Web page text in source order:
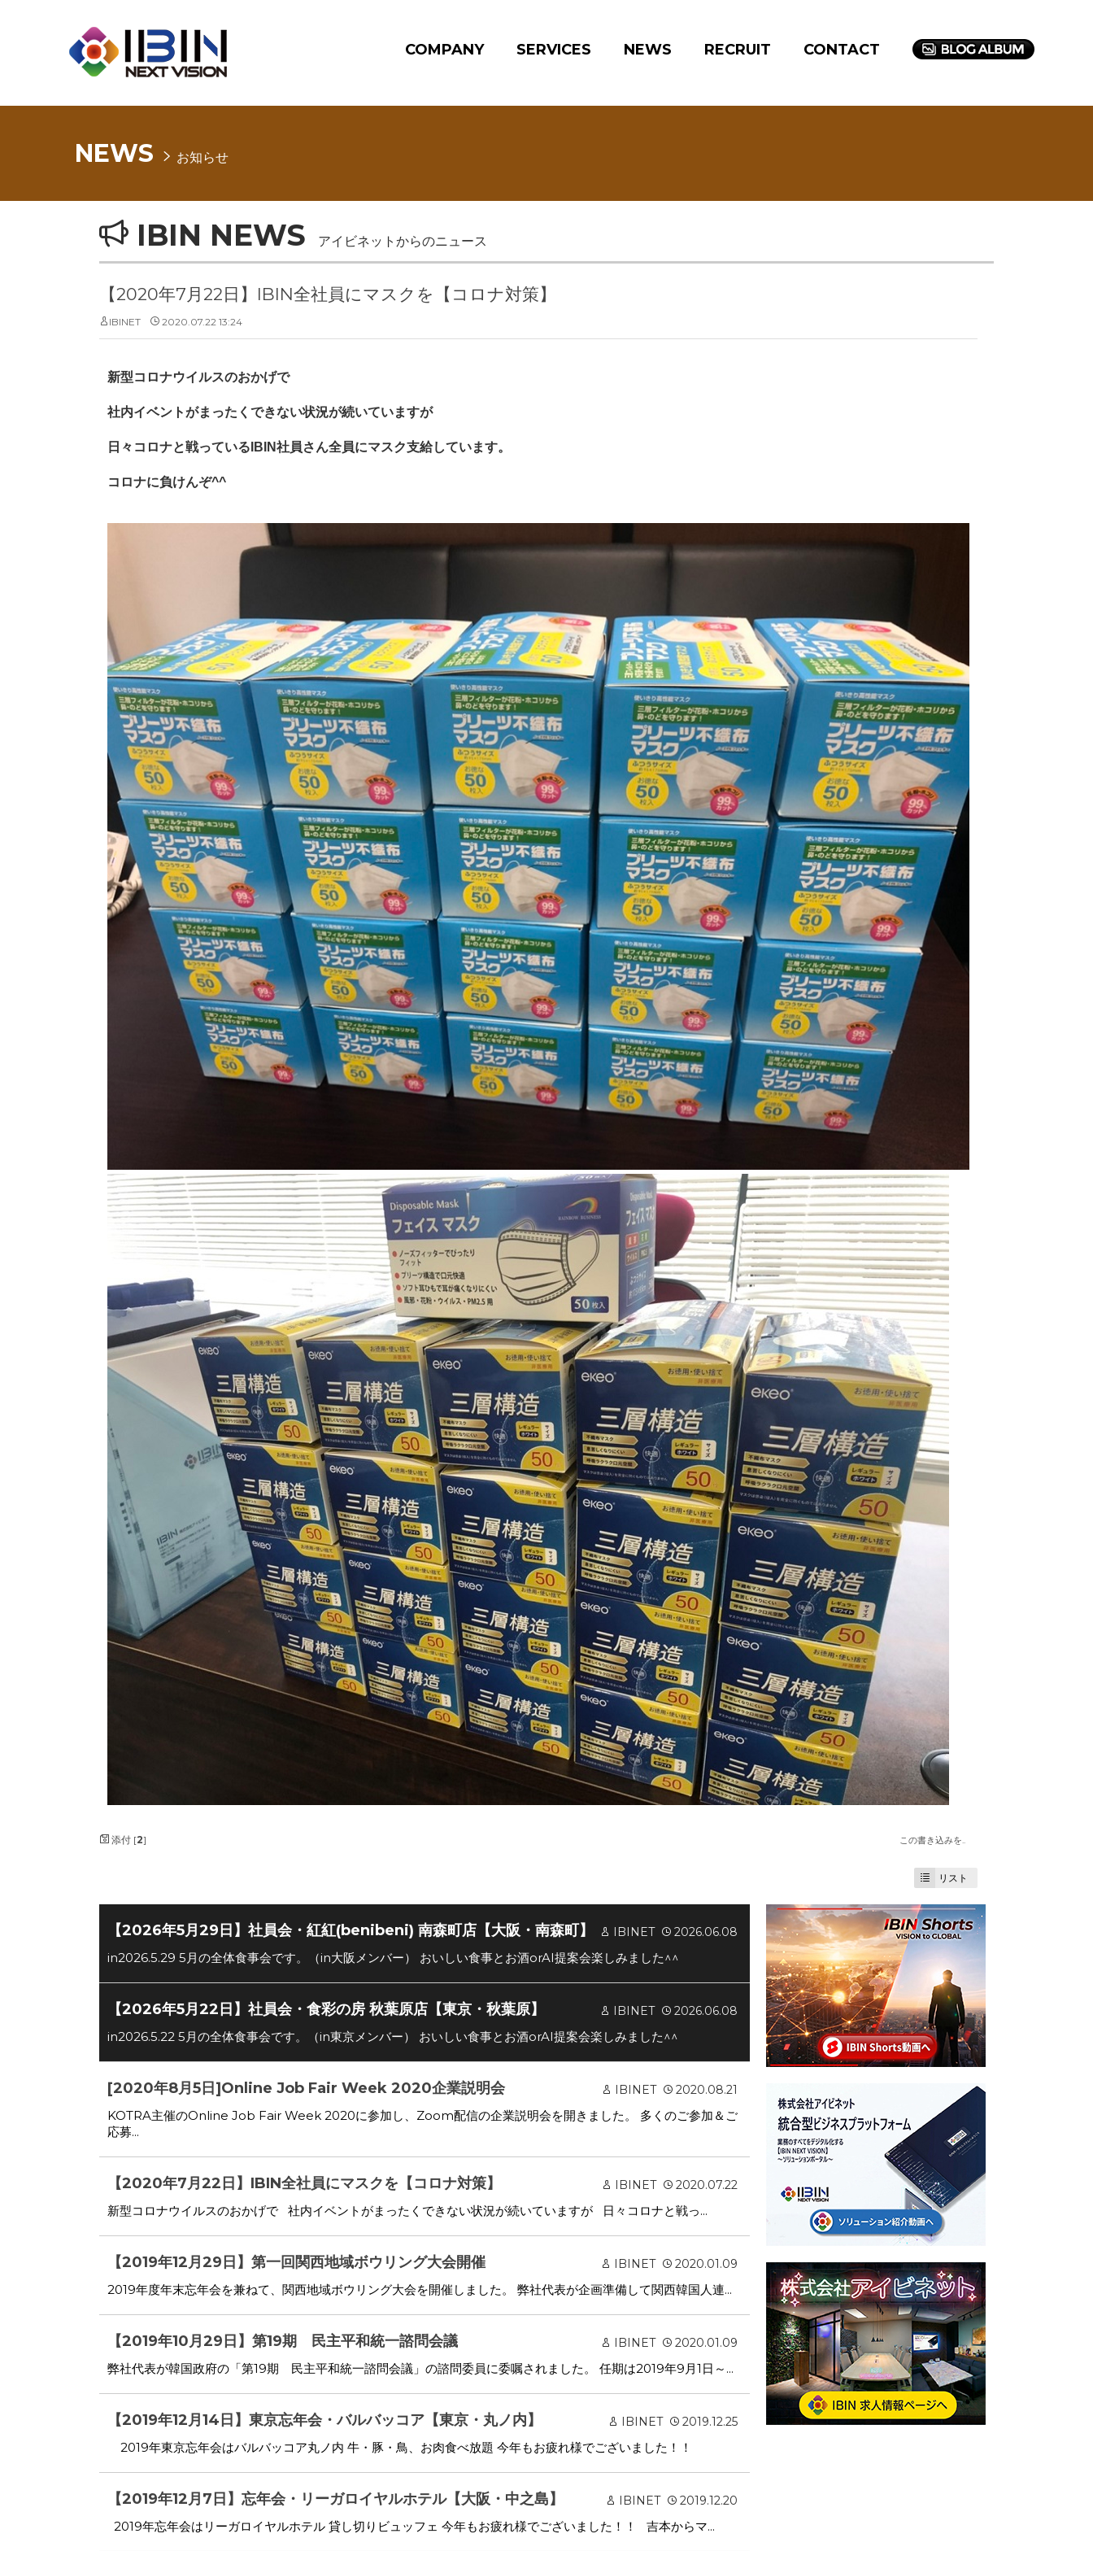
COMPANY SERVICES NEWS RECRUIT CONTACT
NEWS お知らせ
IBIN NEWS アイビネットからのニュース
【2020年7月22日】IBIN全社員にマスクを【コロナ対策】
IBINET 2020.07.22 13:24
新型コロナウイルスのおかげで
社内イベントがまったくできない状況が続いていますが
日々コロナと戦っているIBIN社員さん全員にマスク支給しています。
コロナに負けんぞ^^
添付 [2] この書き込みを..
リスト
【2026年5月29日】社員会・紅紅(benibeni) 南森町店【大阪・南森町】 IBINET 2026.06.08
in2026.5.29 5月の全体食事会です。（in大阪メンバー） おいしい食事とお酒orAI提案会楽しみました^^
【2026年5月22日】社員会・食彩の房 秋葉原店【東京・秋葉原】 IBINET 2026.06.08
in2026.5.22 5月の全体食事会です。（in東京メンバー） おいしい食事とお酒orAI提案会楽しみました^^
[2020年8月5日]Online Job Fair Week 2020企業説明会 IBINET 2020.08.21
KOTRA主催のOnline Job Fair Week 2020に参加し、Zoom配信の企業説明会を開きました。 多くのご参加＆ご
応募...
【2020年7月22日】IBIN全社員にマスクを【コロナ対策】 IBINET 2020.07.22
新型コロナウイルスのおかげで 社内イベントがまったくできない状況が続いていますが 日々コロナと戦っ...
【2019年12月29日】第一回関西地域ボウリング大会開催 IBINET 2020.01.09
2019年度年末忘年会を兼ねて、関西地域ボウリング大会を開催しました。 弊社代表が企画準備して関西韓国人連...
【2019年10月29日】第19期 民主平和統一諮問会議 IBINET 2020.01.09
弊社代表が韓国政府の「第19期 民主平和統一諮問会議」の諮問委員に委嘱されました。 任期は2019年9月1日～...
【2019年12月14日】東京忘年会・バルバッコア【東京・丸ノ内】 IBINET 2019.12.25
2019年東京忘年会はバルバッコア丸ノ内 牛・豚・鳥、お肉食べ放題 今年もお疲れ様でございました！！
【2019年12月7日】忘年会・リーガロイヤルホテル【大阪・中之島】 IBINET 2019.12.20
2019年忘年会はリーガロイヤルホテル 貸し切りビュッフェ 今年もお疲れ様でございました！！ 吉本からマ...